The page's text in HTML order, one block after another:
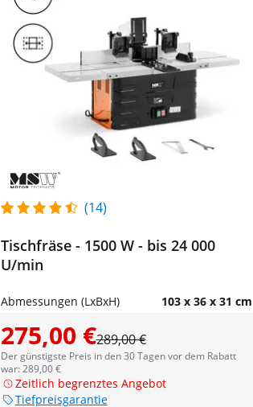
(14)
Tischfräse - 1500 W - bis 24 000
U/min
Abmessungen (LxBxH) 103 x 36 x 31 cm
275,00 €289,00 €
Der günstigste Preis in den 30 Tagen vor dem Rabatt
war: 289,00 €
Zeitlich begrenztes Angebot
Tiefpreisgarantie